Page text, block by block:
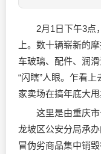
2月1日下午3点，
上。数十辆崭新的
车玻璃、配件、 润
“闪瞎”人眼。乍看
家卖场在搞年底大甩
这里是由重庆市
龙坡区公安分局承
冒伪劣商品集中销